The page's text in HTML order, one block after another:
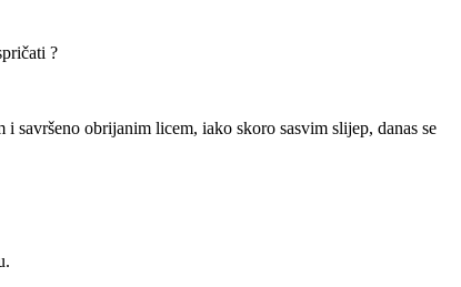
?
savršeno obrijanim licem, iako skoro sasvim slijep, danas se